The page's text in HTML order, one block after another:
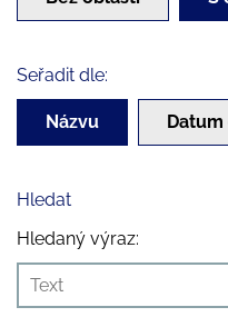
Seřadit dle:
Názvu Datum
Hledat
Hledaný výraz: